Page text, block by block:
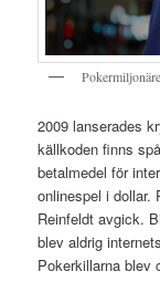
2009 lanserades
källkoden finns
betalmedel för
onlinespel i dollar.
Reinfeldt avgick.
blev aldrig
Pokerkillarna blev